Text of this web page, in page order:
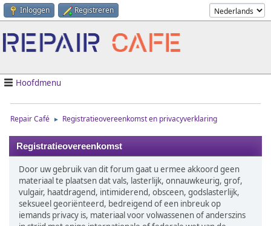
Inloggen Registreren
Hoofdmenu
Repair Café ► Registratieovereenkomst en privacyverklaring
Registratieovereenkomst
Door uw gebruik van dit forum gaat u ermee akkoord geen
materiaal te plaatsen dat vals, lasterlijk, onnauwkeurig, grof,
vulgair, haatdragend, intimiderend, obsceen, godslasterlijk,
seksueel georiënteerd, bedreigend of een inbreuk op
iemands privacy is, materiaal voor volwassenen of anderszins